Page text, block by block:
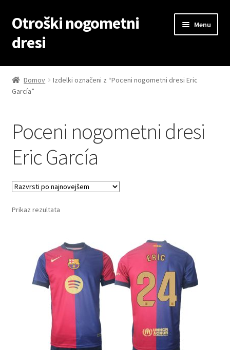
Skip
to
navigation
Skip
to
content
Otroški nogometni
dresi
Menu
Domov
Blog
Domov
Izdelki označeni z “Poceni nogometni dresi Eric
García”
Poceni nogometni dresi
Eric García
Prikaz rezultata